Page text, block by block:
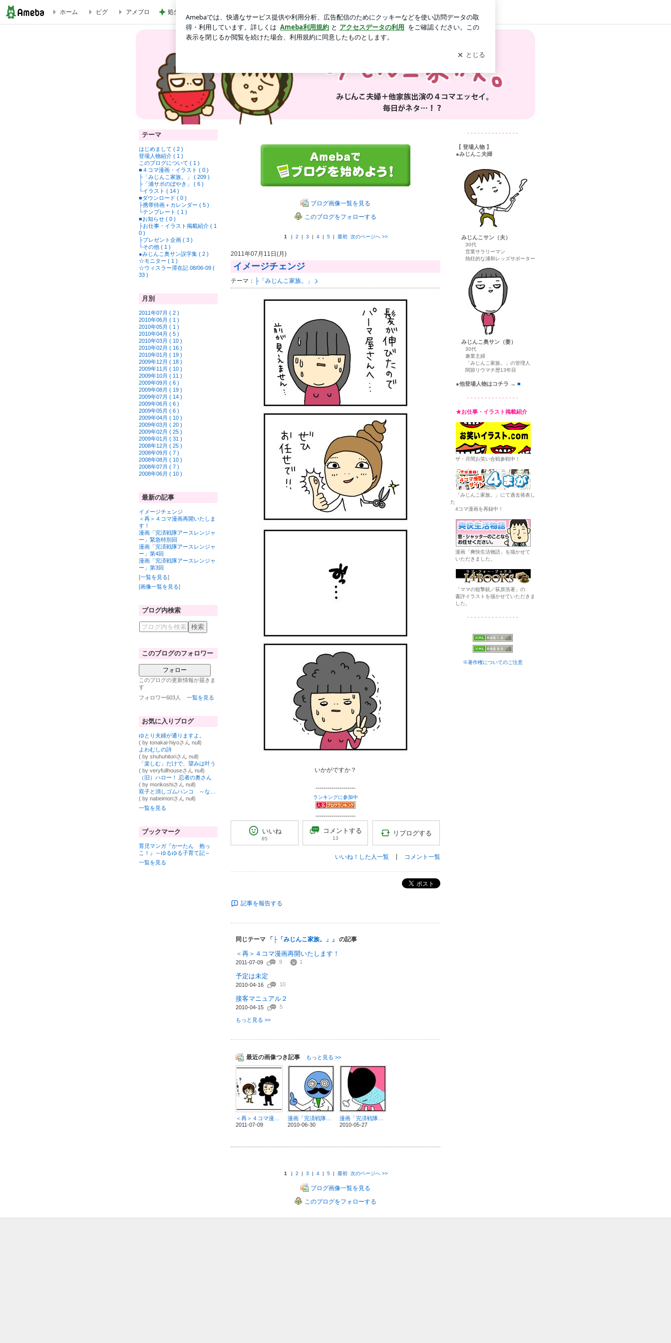
ホーム ピグ アメブロ 処分に困る布団から始まった大掃除
テーマ
はじめまして ( 2 )
登場人物紹介 ( 1 )
このブログについて ( 1 )
■４コマ漫画・イラスト ( 0 )
├「みじんこ家族。」 ( 209 )
├「浦サポのぼやき」 ( 6 )
└イラスト ( 14 )
■ダウンロード ( 0 )
├携帯待画＋カレンダー ( 5 )
└テンプレート ( 1 )
■お知らせ ( 0 )
├お仕事・イラスト掲載紹介 ( 1
0 )
├プレゼント企画 ( 3 )
└その他 ( 1 )
●みじんこ奥サン誤字集 ( 2 )
☆モニター ( 1 )
☆ウィスラー滞在記 08/06-09 (
33 )
月別
2011年07月 ( 2 )
2010年06月 ( 1 )
2010年05月 ( 1 )
2010年04月 ( 5 )
2010年03月 ( 10 )
2010年02月 ( 16 )
2010年01月 ( 19 )
2009年12月 ( 18 )
2009年11月 ( 10 )
2009年10月 ( 11 )
2009年09月 ( 6 )
2009年08月 ( 19 )
2009年07月 ( 14 )
2009年06月 ( 6 )
2009年05月 ( 6 )
2009年04月 ( 10 )
2009年03月 ( 20 )
2009年02月 ( 25 )
2009年01月 ( 31 )
2008年12月 ( 25 )
2008年09月 ( 7 )
2008年08月 ( 10 )
2008年07月 ( 7 )
2008年06月 ( 10 )
最新の記事
イメージチェンジ
＜再＞４コマ漫画再開いたしま
す！
漫画「完済戦隊アースレンジャ
ー」緊急特別回
漫画「完済戦隊アースレンジャ
ー」第4回
漫画「完済戦隊アースレンジャ
ー」第3回
[一覧を見る]
[画像一覧を見る]
ブログ内検索
このブログのフォロワー
フォロー
このブログの更新情報が届きま
す
フォロワー603人
一覧を見る
お気に入りブログ
ゆとり夫婦が通りますよ。
( by tonakai-hiyoさん null)
よわむしの詩
( by shuhuhitoriさん null)
「楽しむ」だけで、望みは叶う
( by veryfullhouseさん null)
（旧）ハロー！ 忍者の奥さん
( by morikoshiさん null)
( by nabeimoriさん null)
一覧を見る
ブックマーク
育児マンガ『かーたん 抱っ
こ！』～ゆるゆる子育て記～
一覧を見る
ブログ画像一覧を見る
このブログをフォローする
1 | 2 | 3 | 4 | 5 | 最初 次のページへ >>
2011年07月11日(月)
イメージチェンジ
テーマ： ├「みじんこ家族。」
いかがですか？
--------------------
ランキングに参加中
--------------------
いいね
85
コメントする
13
リブログする
いいね！した人一覧 コメント一覧
ポスト
記事を報告する
同じテーマ 「 ├「みじんこ家族。」 」 の記事
＜再＞４コマ漫画再開いたします！
2011-07-09 9 1
予定は未定
2010-04-16 10
接客マニュアル２
2010-04-15 5
もっと見る >>
最近の画像つき記事 もっと見る >>
2011-07-09
2010-06-30
2010-05-27
1 | 2 | 3 | 4 | 5 | 最初 次のページへ >>
ブログ画像一覧を見る
このブログをフォローする
- - - - - - - - - - - - - - -
【 登場人物 】
●みじんこ夫婦
みじんこサン（夫）
30代
営業サラリーマン
熱狂的な浦和レッズサポーター
みじんこ奥サン（妻）
30代
兼業主婦
「みじんこ家族。」の管理人
関節リウマチ歴13年目
●他登場人物はコチラ → ■
- - - - - - - - - - - - - - -
★お仕事・イラスト掲載紹介
ザ・月間お笑い合戦参戦中！
「みじんこ家族。」にて過去発表し
た
4コマ漫画を再録中！
漫画「爽快生活物語」を描かせて
いただきました。
「ママの狙撃銃／荻原浩著」の
書評イラストを描かせていただきま
した。
- - - - - - - - - - - - - - -
※著作権についてのご注意